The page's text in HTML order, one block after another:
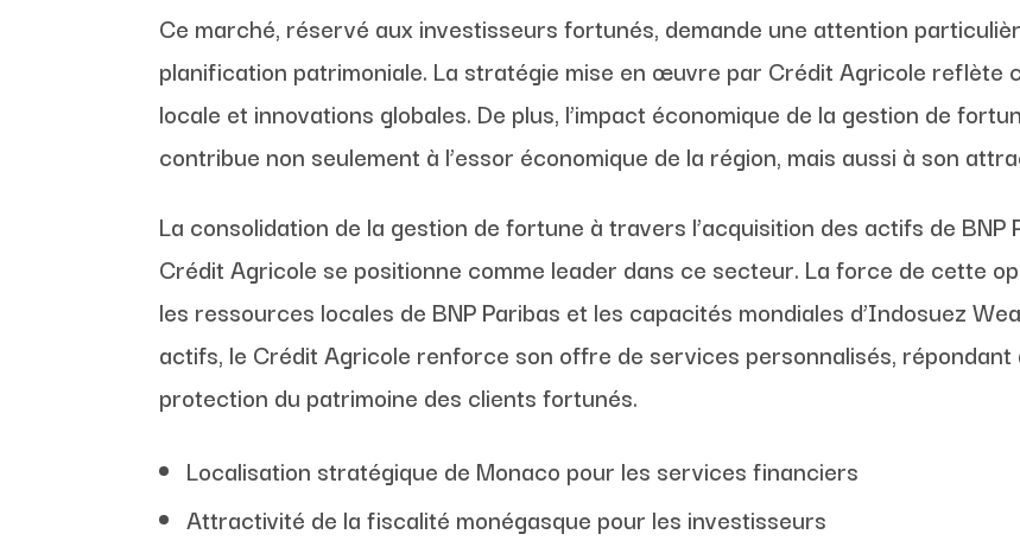
Ce marché, réservé aux investisseurs fortunés, demande une attention
planification patrimoniale. La stratégie mise en œuvre par Crédit Agricole reflète
locale et innovations globales. De plus, l’impact économique de la gestion de
contribue non seulement à l’essor économique de la région, mais aussi à son
La consolidation de la gestion de fortune à travers l’acquisition des actifs de
Crédit Agricole se positionne comme leader dans ce secteur. La force de cette
les ressources locales de BNP Paribas et les capacités mondiales d’Indosuez
actifs, le Crédit Agricole renforce son offre de services personnalisés,
protection du patrimoine des clients fortunés.
Localisation stratégique de Monaco pour les services financiers
Attractivité de la fiscalité monégasque pour les investisseurs